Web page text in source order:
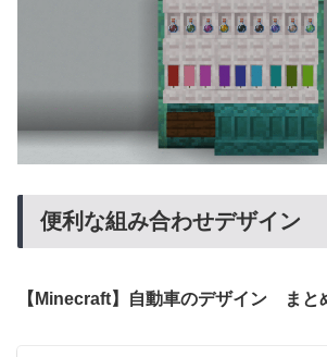
便利な組み合わせデザイン
【Minecraft】自動車のデザイン まと